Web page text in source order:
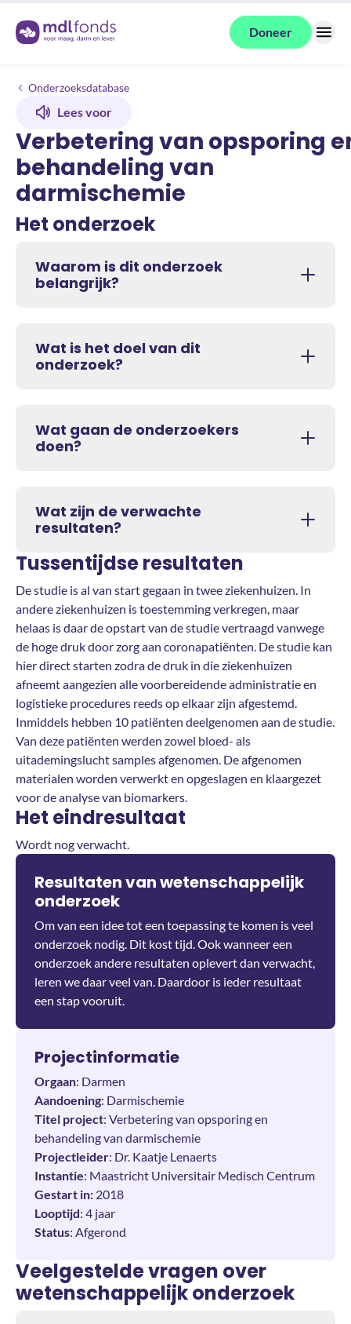
Terug naar de homepage Doneer
Onderzoeken
Onderzoeksdatabase
Verbetering van opsporing en behandeling van darmischemie
Lees voor
Verbetering van opsporing
behandeling van
darmischemie
Het onderzoek
Waarom is dit onderzoek
belangrijk?
Wat is het doel van dit
onderzoek?
Wat gaan de onderzoekers
doen?
Wat zijn de verwachte
resultaten?
Tussentijdse resultaten
De studie is al van start gegaan in twee ziekenhuizen. In
andere ziekenhuizen is toestemming verkregen, maar
helaas is daar de opstart van de studie vertraagd vanwege
de hoge druk door zorg aan coronapatiënten. De studie kan
hier direct starten zodra de druk in die ziekenhuizen
afneemt aangezien alle voorbereidende administratie en
logistieke procedures reeds op elkaar zijn afgestemd.
Inmiddels hebben 10 patiënten deelgenomen aan de studie.
Van deze patiënten werden zowel bloed- als
uitademingslucht samples afgenomen. De afgenomen
materialen worden verwerkt en opgeslagen en klaargezet
voor de analyse van biomarkers.
Het eindresultaat
Wordt nog verwacht.
Resultaten van wetenschappelijk
onderzoek
Om van een idee tot een toepassing te komen is veel
onderzoek nodig. Dit kost tijd. Ook wanneer een
onderzoek andere resultaten oplevert dan verwacht,
leren we daar veel van. Daardoor is ieder resultaat
een stap vooruit.
Projectinformatie
Orgaan: Darmen
Aandoening: Darmischemie
Titel project: Verbetering van opsporing en
behandeling van darmischemie
Projectleider: Dr. Kaatje Lenaerts
Instantie: Maastricht Universitair Medisch Centrum
Gestart in: 2018
Looptijd: 4 jaar
Status: Afgerond
Veelgestelde vragen over
wetenschappelijk onderzoek